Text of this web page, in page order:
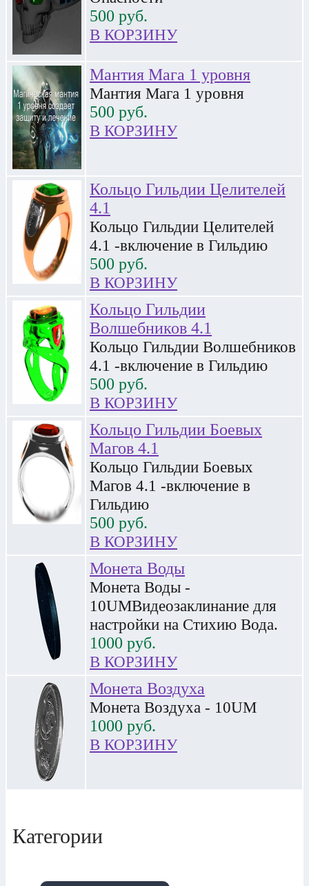
500 руб.
В КОРЗИНУ
Мантия Мага 1 уровня
Мантия Мага 1 уровня
500 руб.
В КОРЗИНУ
Кольцо Гильдии Целителей
4.1
Кольцо Гильдии Целителей
4.1 -включение в Гильдию
500 руб.
В КОРЗИНУ
Кольцо Гильдии
Волшебников 4.1
Кольцо Гильдии Волшебников
4.1 -включение в Гильдию
500 руб.
В КОРЗИНУ
Кольцо Гильдии Боевых
Магов 4.1
Кольцо Гильдии Боевых
Магов 4.1 -включение в
Гильдию
500 руб.
В КОРЗИНУ
Монета Воды
Монета Воды -
10UMВидеозаклинание для
настройки на Стихию Вода.
1000 руб.
В КОРЗИНУ
Монета Воздуха
Монета Воздуха - 10UM
1000 руб.
В КОРЗИНУ
Категории